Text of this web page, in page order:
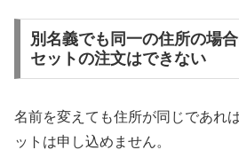
別名義でも同一の住所の場
セットの注文はできない
名前を変えても住所が同じであれ
ットは申し込めません。